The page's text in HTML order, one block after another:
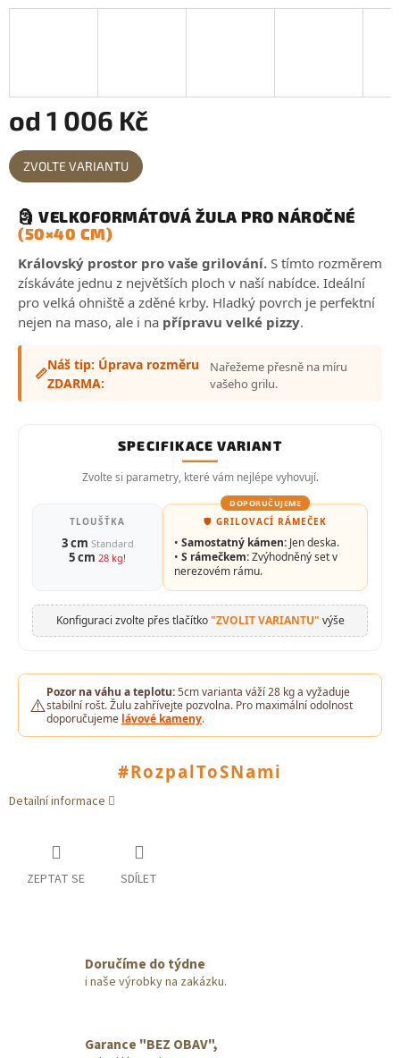
od 1 006 Kč
Měrná
cena:ZVOLTE VARIANTU
🗿 VELKOFORMÁTOVÁ ŽULA PRO NÁROČNÉ
(50×40 CM)
Královský prostor pro vaše grilování. S tímto rozměrem
získáváte jednu z největších ploch v naší nabídce. Ideální
pro velká ohniště a zděné krby. Hladký povrch je perfektní
nejen na maso, ale i na přípravu velké pizzy.
📏
Náš tip: Úprava rozměru
ZDARMA:
Nařežeme přesně na míru
vašeho grilu.
SPECIFIKACE VARIANT
Zvolte si parametry, které vám nejlépe vyhovují.
TLOUŠŤKA
3 cm Standard
5 cm 28 kg!
DOPORUČUJEME
🛡️ GRILOVACÍ RÁMEČEK
• Samostatný kámen: Jen deska.
• S rámečkem:Zvýhodněný set v
nerezovém rámu.
Konfiguraci zvolte přes tlačítko"ZVOLIT VARIANTU" výše
⚠️
Pozor na váhu a teplotu:5cm varianta váží 28 kg a vyžaduje
stabilní rošt. Žulu zahřívejte pozvolna. Pro maximální odolnost
doporučujeme lávové kameny.
#RozpalToSNami
Detailní informace
ZEPTAT SE SDÍLET
Doručíme do týdne
i naše výrobky na zakázku.
Garance "BEZ OBAV",